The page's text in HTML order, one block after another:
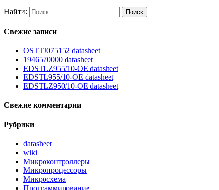
Найти:
Свежие записи
OSTTJ075152 datasheet
1946570000 datasheet
EDSTLZ955/10-OE datasheet
EDSTL955/10-OE datasheet
EDSTLZ950/10-OE datasheet
Свежие комментарии
Рубрики
datasheet
wiki
Микроконтроллеры
Микропроцессоры
Микросхема
Программирование